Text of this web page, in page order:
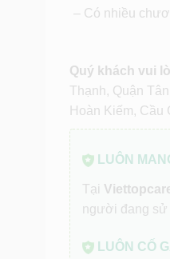
– Có nhiều
Quý khách vui
Thạnh, Quận
Hoàn Kiếm, Cầu
LUÔN
Tại
người đang sử
LUÔN CỐ